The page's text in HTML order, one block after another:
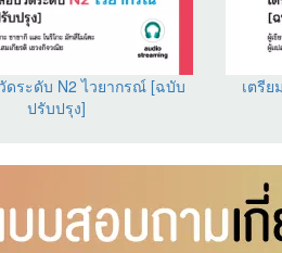
ดระดับ N2 ไวยากรณ์ [ฉบับ
ปรับปรุง]
เตรี